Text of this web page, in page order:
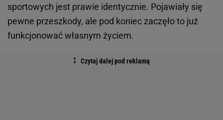
sportowych jest prawie identycznie. Pojawiały się
pewne przeszkody, ale pod koniec zaczęło to już
funkcjonować własnym życiem.